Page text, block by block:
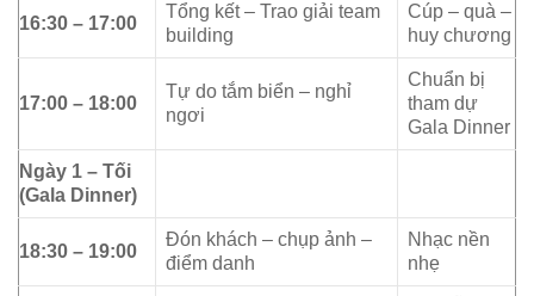
16:30 – 17:00
Tổng kết – Trao giải team
building
Cúp – quà –
huy chương
17:00 – 18:00
Tự do tắm biển – nghỉ
ngơi
Chuẩn bị
tham dự
Gala Dinner
Ngày 1 – Tối
(Gala Dinner)
18:30 – 19:00
Đón khách – chụp ảnh –
điểm danh
Nhạc nền
nhẹ